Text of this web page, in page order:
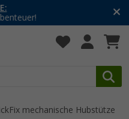
und Schuhe
20SSV
mechanische Hubstütze